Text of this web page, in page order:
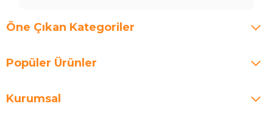
Öne Çıkan Kategoriler
Popüler Ürünler
Kurumsal